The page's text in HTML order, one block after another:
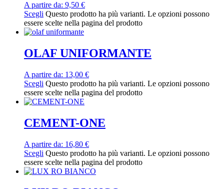
A partire da: 9,50 €
Scegli Questo prodotto ha più varianti. Le opzioni possono
essere scelte nella pagina del prodotto
OLAF UNIFORMANTE
A partire da: 13,00 €
Scegli Questo prodotto ha più varianti. Le opzioni possono
essere scelte nella pagina del prodotto
CEMENT-ONE
A partire da: 16,80 €
Scegli Questo prodotto ha più varianti. Le opzioni possono
essere scelte nella pagina del prodotto